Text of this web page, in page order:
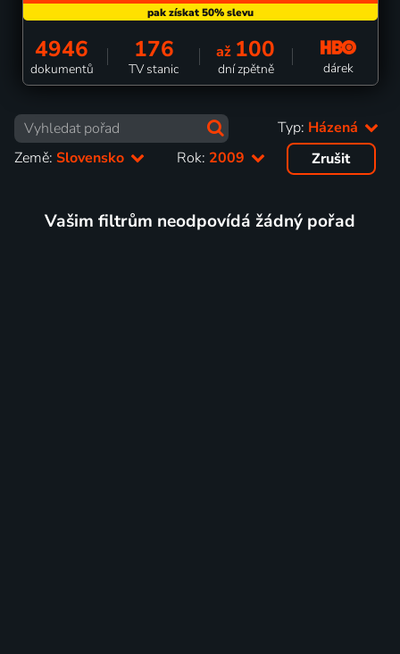
4946
dokumentů
176
TV stanic
až 100
dní zpětně dárek
Typ: Házená
Země: Slovensko Rok: 2009 Zrušit
Vašim filtrům neodpovídá žádný pořad